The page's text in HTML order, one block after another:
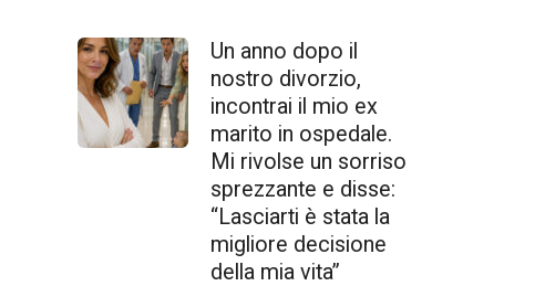
Un anno dopo il
nostro divorzio,
incontrai il mio ex
marito in ospedale.
Mi rivolse un sorriso
sprezzante e disse:
“Lasciarti è stata la
migliore decisione
della mia vita”